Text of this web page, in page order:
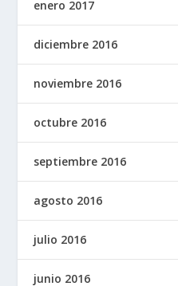
enero 2017
diciembre 2016
noviembre 2016
octubre 2016
septiembre 2016
agosto 2016
julio 2016
junio 2016